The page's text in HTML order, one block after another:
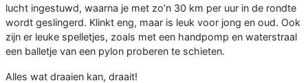
lucht ingestuwd, waarna je met zo’n 30 km per uur in de rondte
wordt geslingerd. Klinkt eng, maar is leuk voor jong en oud. Ook
zijn er leuke spelletjes, zoals met een handpomp en waterstraal
een balletje van een pylon proberen te schieten.
Alles wat draaien kan, draait!